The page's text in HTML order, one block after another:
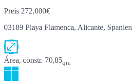
Preis 272,000€
03189 Playa Flamenca, Alicante, Spanien
Área, constr. 70,85qm